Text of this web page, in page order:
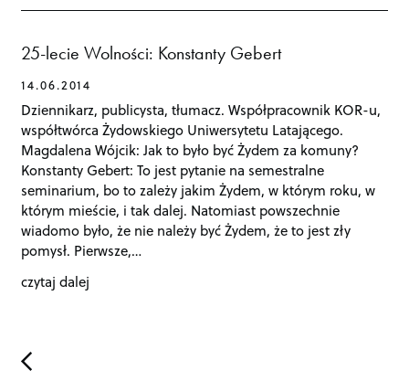
25-lecie Wolności: Konstanty Gebert
14.06.2014
Dziennikarz, publicysta, tłumacz. Współpracownik KOR-u,
współtwórca Żydowskiego Uniwersytetu Latającego.
Magdalena Wójcik: Jak to było być Żydem za komuny?
Konstanty Gebert: To jest pytanie na semestralne
seminarium, bo to zależy jakim Żydem, w którym roku, w
którym mieście, i tak dalej. Natomiast powszechnie
wiadomo było, że nie należy być Żydem, że to jest zły
pomysł. Pierwsze,…
czytaj dalej